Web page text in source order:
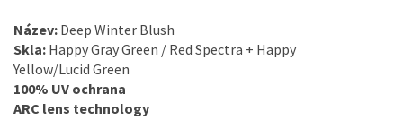
Název: Deep Winter Blush
Skla: Happy Gray Green / Red Spectra + Happy
Yellow/Lucid Green
100% UV ochrana
ARC lens technology